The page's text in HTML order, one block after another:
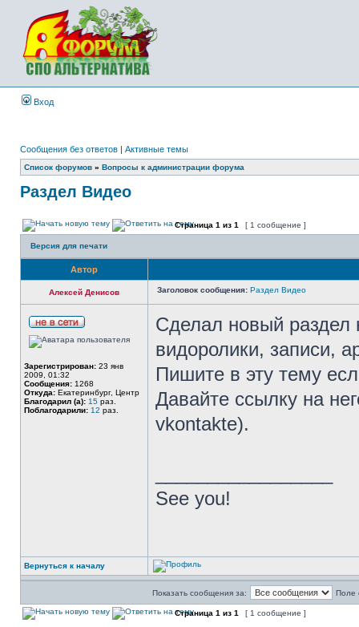
Вход
Сообщения без ответов | Активные темы
Список форумов » Вопросы к администрации форума
Раздел Видео
Страница 1 из 1 [ 1 сообщение ]
Версия для печати
Автор
Алексей Денисов Заголовок сообщения: Раздел Видео
Зарегистрирован: 23 янв
2009, 01:32
Сообщения: 1268
Откуда: Екатеринбург, Центр
Благодарил (а): 15 раз.
Поблагодарили: 12 раз.
Сделал новый раздел
видоролики, записи,
Пишите в эту тему
Давайте ссылку на
vkontakte).
See you!
Вернуться к началу
Показать сообщения за: Поле
Страница 1 из 1 [ 1 сообщение ]